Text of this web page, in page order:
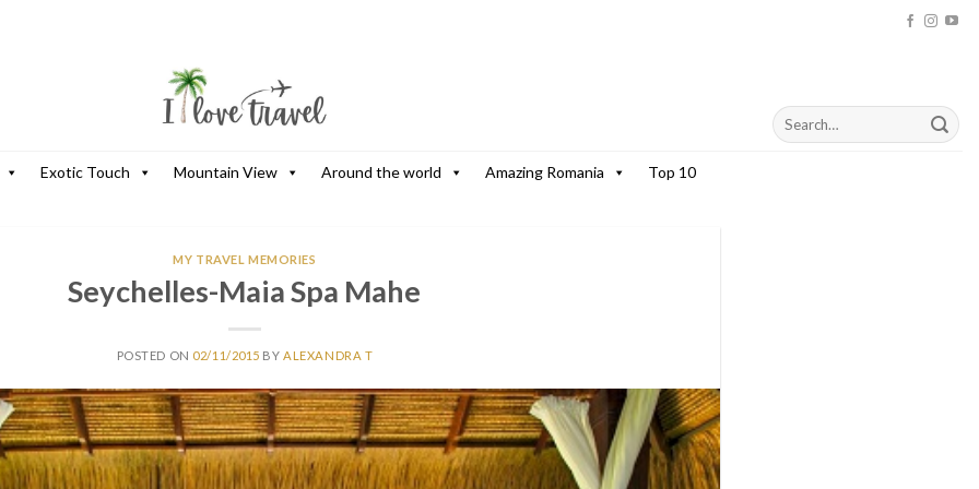
Exotic Touch Mountain View Around the world Amazing Romania Top 10
MY TRAVEL MEMORIES
Seychelles-Maia Spa Mahe
POSTED ON 02/11/2015 BY ALEXANDRA T